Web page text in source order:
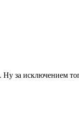
за исключением